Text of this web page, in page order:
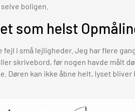
boligen.
som helst
i små lejligheder. Jeg har flere
skrivebord, før nogen havde målt
Døren kan ikke åbne helt, lyset